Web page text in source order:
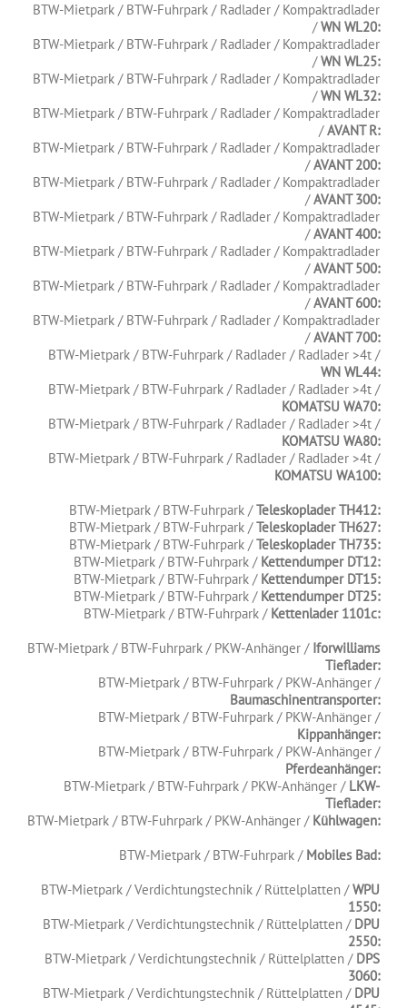
BTW-Mietpark / BTW-Fuhrpark / Radlader / Kompaktradlader
/WN WL20:
BTW-Mietpark / BTW-Fuhrpark / Radlader / Kompaktradlader
/WN WL25:
BTW-Mietpark / BTW-Fuhrpark / Radlader / Kompaktradlader
/WN WL32:
BTW-Mietpark / BTW-Fuhrpark / Radlader / Kompaktradlader
/AVANT R:
BTW-Mietpark / BTW-Fuhrpark / Radlader / Kompaktradlader
/AVANT 200:
BTW-Mietpark / BTW-Fuhrpark / Radlader / Kompaktradlader
/AVANT 300:
BTW-Mietpark / BTW-Fuhrpark / Radlader / Kompaktradlader
/AVANT 400:
BTW-Mietpark / BTW-Fuhrpark / Radlader / Kompaktradlader
/AVANT 500:
BTW-Mietpark / BTW-Fuhrpark / Radlader / Kompaktradlader
/AVANT 600:
BTW-Mietpark / BTW-Fuhrpark / Radlader / Kompaktradlader
/AVANT 700:
BTW-Mietpark / BTW-Fuhrpark / Radlader / Radlader >4t /
WN WL44:
BTW-Mietpark / BTW-Fuhrpark / Radlader / Radlader >4t /
KOMATSU WA70:
BTW-Mietpark / BTW-Fuhrpark / Radlader / Radlader >4t /
KOMATSU WA80:
BTW-Mietpark / BTW-Fuhrpark / Radlader / Radlader >4t /
KOMATSU WA100:
BTW-Mietpark / BTW-Fuhrpark /Teleskoplader TH412:
BTW-Mietpark / BTW-Fuhrpark / Teleskoplader TH627:
BTW-Mietpark / BTW-Fuhrpark / Teleskoplader TH735:
BTW-Mietpark / BTW-Fuhrpark /Kettendumper DT12:
BTW-Mietpark / BTW-Fuhrpark /Kettendumper DT15:
BTW-Mietpark / BTW-Fuhrpark / Kettendumper DT25:
BTW-Mietpark / BTW-Fuhrpark /Kettenlader 1101c:
BTW-Mietpark / BTW-Fuhrpark / PKW-Anhänger /Iforwilliams
Tieflader:
BTW-Mietpark / BTW-Fuhrpark / PKW-Anhänger /
Baumaschinentransporter:
BTW-Mietpark / BTW-Fuhrpark / PKW-Anhänger /
Kippanhänger:
BTW-Mietpark / BTW-Fuhrpark / PKW-Anhänger /
Pferdeanhänger:
BTW-Mietpark / BTW-Fuhrpark / PKW-Anhänger / LKW-
Tieflader:
BTW-Mietpark / BTW-Fuhrpark / PKW-Anhänger / Kühlwagen:
BTW-Mietpark / BTW-Fuhrpark /Mobiles Bad:
BTW-Mietpark / Verdichtungstechnik / Rüttelplatten /WPU
1550:
BTW-Mietpark / Verdichtungstechnik / Rüttelplatten /DPU
2550:
BTW-Mietpark / Verdichtungstechnik / Rüttelplatten /DPS
3060:
BTW-Mietpark / Verdichtungstechnik / Rüttelplatten /DPU